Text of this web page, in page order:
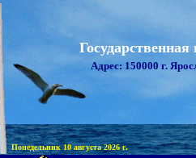
Адрес: 150000 г.
Понедельник 10 августа 2026 г.